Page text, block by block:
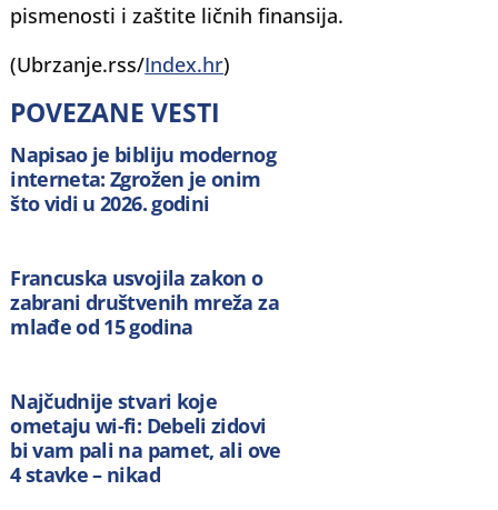
pismenosti i zaštite ličnih finansija.
(Ubrzanje.rss/Index.hr)
POVEZANE VESTI
Napisao je bibliju modernog
interneta: Zgrožen je onim
što vidi u 2026. godini
Francuska usvojila zakon o
zabrani društvenih mreža za
mlađe od 15 godina
Najčudnije stvari koje
ometaju wi-fi: Debeli zidovi
bi vam pali na pamet, ali ove
4 stavke – nikad